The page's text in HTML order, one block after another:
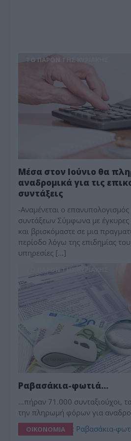
ΤΟ ΠΑΡΟΝ ΤΗΣ ΚΥΡΙΑΚΗΣ
Μέσα στον Ιούνιο θα
αναδρομικά για τις
συντάξεις
-Αναμένεται ο
συντάξεων Σύμφωνα με
και βρισκόμαστε σε μια
περίοδο λόγω της επιδημίας
υπηρεσίες […]
ΤΟ ΠΑΡΟΝ ΤΗΣ ΚΥΡΙΑΚΗΣ
Ραβασάκια-φωτιά…
…πήραν 71.000 συνταξιούχοι,
την πληρωμή φόρων για
ΟΙΚΟΝΟΜΙΑ